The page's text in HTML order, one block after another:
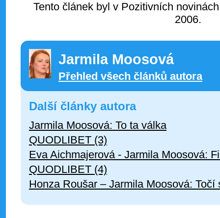
Tento článek byl v Pozitivních
2006.
Jarmila Moosová
Přehled všech článků autora
Další články autora
Jarmila Moosová: To ta válka
QUODLIBET (3)
Eva Aichmajerová - Jarmila Moosová:
QUODLIBET (4)
Honza Roušar – Jarmila Moosová: Točí